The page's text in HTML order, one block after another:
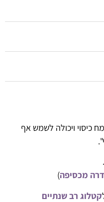
כיסוי ויכולה לשמש אף
".
מכסיפה)
קטלוג רב שנתיים